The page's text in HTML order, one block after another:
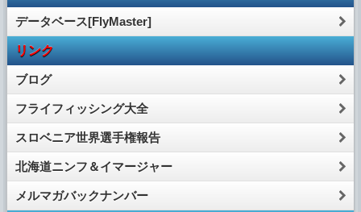
データベース[FlyMaster]
リンク
ブログ
フライフィッシング大全
スロベニア世界選手権報告
北海道ニンフ＆イマージャー
メルマガバックナンバー